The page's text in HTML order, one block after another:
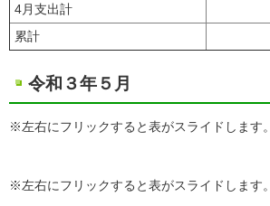
4月支出計
累計
令和３年５月
※左右にフリックすると表がスライドします。
※左右にフリックすると表がスライドします。